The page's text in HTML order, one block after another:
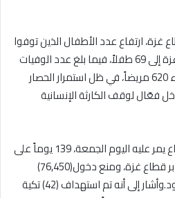
ارتفاع عدد الأطفال الذين توفوا
بسبب سوء التغذية في قطاع غزة إلى 69 طفلاً، فيما بلغ عدد الوفيات
الناتجة عن نقص الغذاء والدواء 620 مريضاً، في ظل استمرار الحصار
فعّال لوقف الكارثة الإنسانية
وقال المكتب في بيان إن القطاع يمر عليه اليوم الجمعة، 139 يوماً على
إغلاق الاحتلال التام لجميع معابر قطاع غزة، ومنع دخول(76,450)
شاحنة مساعدات إنسانية ووقود.وأشار إلى أنه تم استهداف (42) تكية